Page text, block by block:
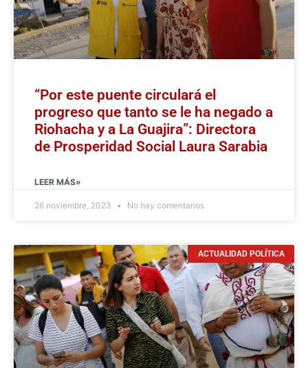
“Por este puente circulará el
progreso que tanto se le ha negado a
Riohacha y a La Guajira”: Directora
de Prosperidad Social Laura Sarabia
LEER MÁS»
26 noviembre, 2023 No hay comentarios
ACTUALIDAD POLÍTICA